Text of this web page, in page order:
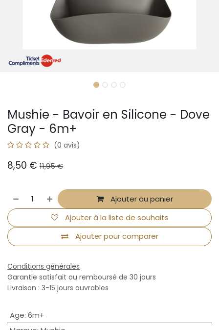
Mushie - Bavoir en Silicone - Dove
Gray - 6m+
(0 avis)
8,50 € 11,95€
Ajouter au panier
Ajouter pour comparer
Ajouter à la liste de souhaits
Conditions générales
Garantie satisfait ou remboursé de 30 jours
Livraison : 3-15 jours ouvrables
Age: 6m+